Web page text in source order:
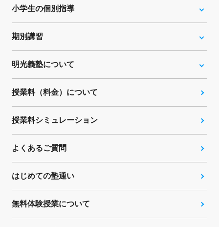
小学生の個別指導
期別講習
明光義塾について
授業料（料金）について
授業料シミュレーション
よくあるご質問
はじめての塾通い
無料体験授業について